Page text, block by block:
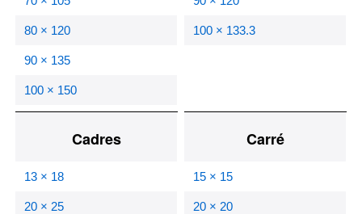
80 × 120
90 × 135
100 × 150
100 × 133.3
Cadres
13 × 18
20 × 25
Carré
15 × 15
20 × 20